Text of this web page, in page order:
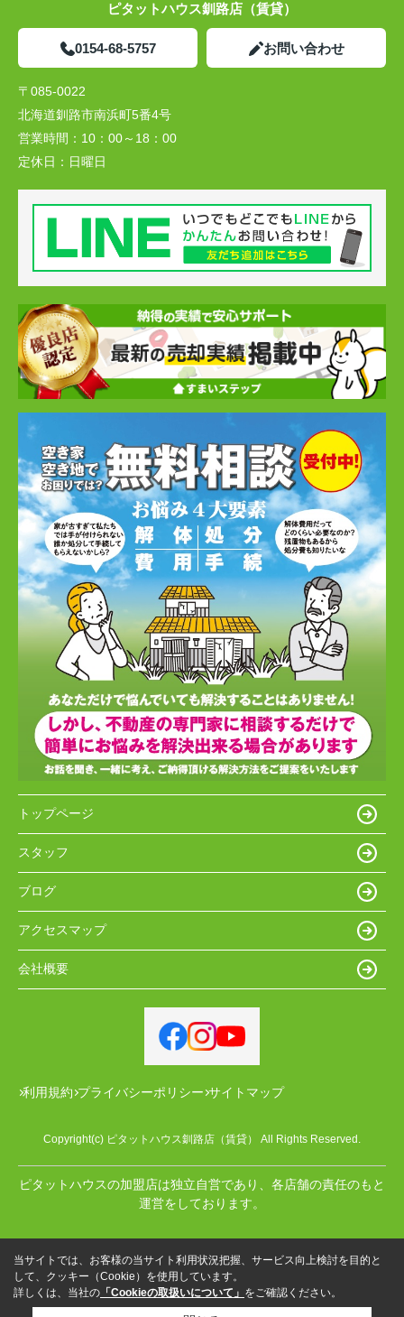
ピタットハウス釧路店（賃貸）
0154-68-5757 お問い合わせ
〒085-0022
北海道釧路市南浜町5番4号
営業時間： 10：00～18：00
定休日： 日曜日
トップページ
スタッフ
ブログ
アクセスマップ
会社概要
利用規約 プライバシーポリシー サイトマップ
Copyright(c) ピタットハウス釧路店（賃貸） All Rights Reserved.
ピタットハウスの加盟店は独立自営であり、各店舗の責任のもと
運営をしております。
当サイトでは、お客様の当サイト利用状況把握、サービス向上検討を目的と
して、クッキー（Cookie）を使用しています。
詳しくは、当社の 「Cookieの取扱いについて」 をご確認ください。